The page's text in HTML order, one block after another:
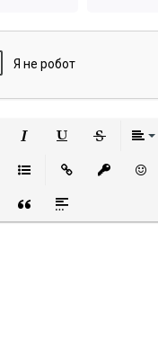
Вставка скрытого
Вставка цитаты
Вставка